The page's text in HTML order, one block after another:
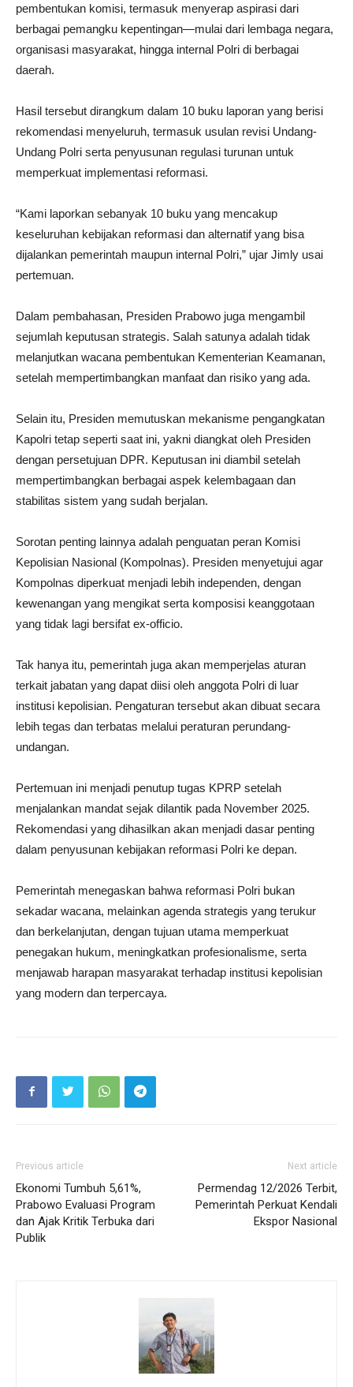
pembentukan komisi, termasuk menyerap aspirasi dari
berbagai pemangku kepentingan—mulai dari lembaga negara,
organisasi masyarakat, hingga internal Polri di berbagai
daerah.
Hasil tersebut dirangkum dalam 10 buku laporan yang berisi
rekomendasi menyeluruh, termasuk usulan revisi Undang-
Undang Polri serta penyusunan regulasi turunan untuk
memperkuat implementasi reformasi.
“Kami laporkan sebanyak 10 buku yang mencakup
keseluruhan kebijakan reformasi dan alternatif yang bisa
dijalankan pemerintah maupun internal Polri,” ujar Jimly usai
pertemuan.
Dalam pembahasan, Presiden Prabowo juga mengambil
sejumlah keputusan strategis. Salah satunya adalah tidak
melanjutkan wacana pembentukan Kementerian Keamanan,
setelah mempertimbangkan manfaat dan risiko yang ada.
Selain itu, Presiden memutuskan mekanisme pengangkatan
Kapolri tetap seperti saat ini, yakni diangkat oleh Presiden
dengan persetujuan DPR. Keputusan ini diambil setelah
mempertimbangkan berbagai aspek kelembagaan dan
stabilitas sistem yang sudah berjalan.
Sorotan penting lainnya adalah penguatan peran Komisi
Kepolisian Nasional (Kompolnas). Presiden menyetujui agar
Kompolnas diperkuat menjadi lebih independen, dengan
kewenangan yang mengikat serta komposisi keanggotaan
yang tidak lagi bersifat ex-officio.
Tak hanya itu, pemerintah juga akan memperjelas aturan
terkait jabatan yang dapat diisi oleh anggota Polri di luar
institusi kepolisian. Pengaturan tersebut akan dibuat secara
lebih tegas dan terbatas melalui peraturan perundang-
undangan.
Pertemuan ini menjadi penutup tugas KPRP setelah
menjalankan mandat sejak dilantik pada November 2025.
Rekomendasi yang dihasilkan akan menjadi dasar penting
dalam penyusunan kebijakan reformasi Polri ke depan.
Pemerintah menegaskan bahwa reformasi Polri bukan
sekadar wacana, melainkan agenda strategis yang terukur
dan berkelanjutan, dengan tujuan utama memperkuat
penegakan hukum, meningkatkan profesionalisme, serta
menjawab harapan masyarakat terhadap institusi kepolisian
yang modern dan terpercaya.
Previous article
Ekonomi Tumbuh 5,61%,
Prabowo Evaluasi Program
dan Ajak Kritik Terbuka dari
Publik
Next article
Permendag 12/2026 Terbit,
Pemerintah Perkuat Kendali
Ekspor Nasional